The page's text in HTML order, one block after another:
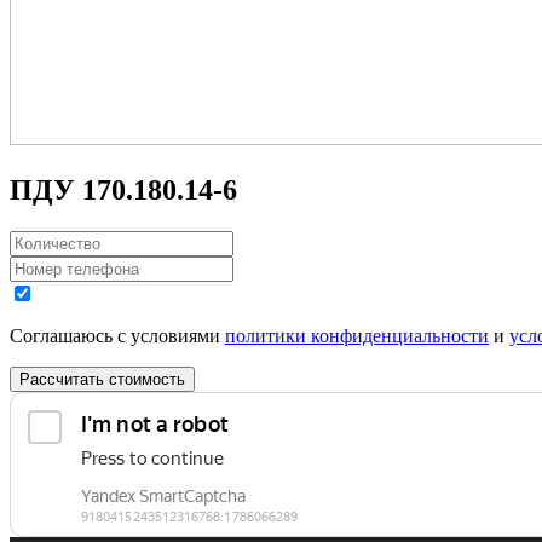
ПДУ 170.180.14-6
Соглашаюсь с условиями политики конфиденциальности и
Рассчитать стоимость